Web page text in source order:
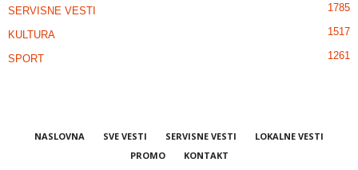
SERVISNE VESTI 1785
KULTURA 1517
SPORT 1261
NASLOVNA SVE VESTI SERVISNE VESTI
LOKALNE VESTI
PROMO
KONTAKT